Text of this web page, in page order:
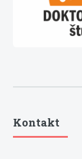
Kontakt